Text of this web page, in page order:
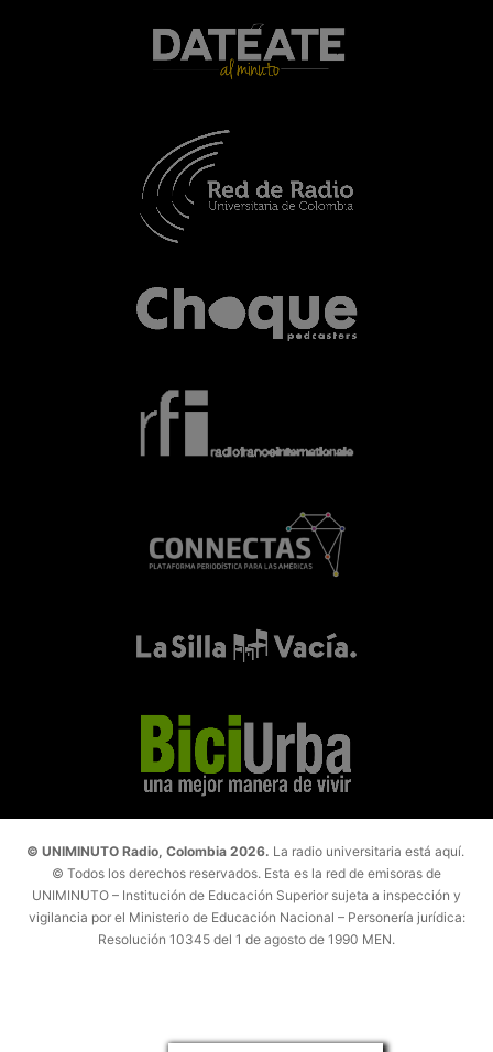
© UNIMINUTO Radio, Colombia 2026. La radio universitaria está aquí.
© Todos los derechos reservados. Esta es la red de emisoras de
UNIMINUTO – Institución de Educación Superior sujeta a inspección y
vigilancia por el Ministerio de Educación Nacional – Personería jurídica:
Resolución 10345 del 1 de agosto de 1990 MEN.